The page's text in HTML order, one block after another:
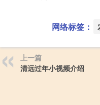
网络标签：
上一篇
清远过年小视频介绍